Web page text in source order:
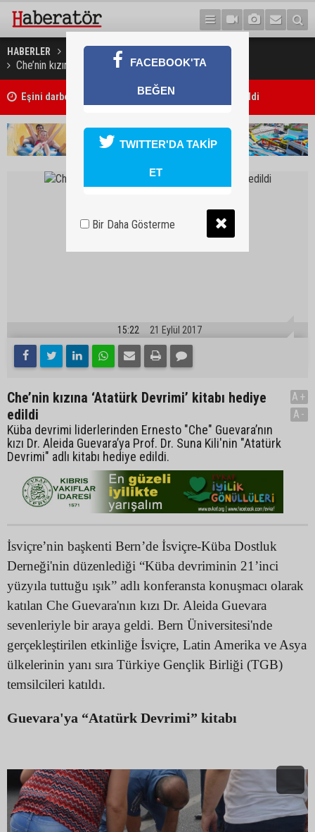
HABERLER YAŞAM
Che’nin kızına ‘Atatürk Devrimi’ kitabı hediye edildi
Eşini darbettiği iddia edilen zanlı cezaevine gönderildi
15:22 21 Eylül 2017
Che’nin kızına ‘Atatürk Devrimi’ kitabı hediye
edildi
Küba devrimi liderlerinden Ernesto "Che" Guevara’nın
kızı Dr. Aleida Guevara’ya Prof. Dr. Suna Kili'nin "Atatürk
Devrimi" adlı kitabı hediye edildi.
A+
A-
İsviçre’nin başkenti Bern’de İsviçre-Küba Dostluk
Derneği'nin düzenlediği “Küba devriminin 21’inci
yüzyıla tuttuğu ışık” adlı konferansta konuşmacı olarak
katılan Che Guevara'nın kızı Dr. Aleida Guevara
sevenleriyle bir araya geldi. Bern Üniversitesi'nde
gerçekleştirilen etkinliğe İsviçre, Latin Amerika ve Asya
ülkelerinin yanı sıra Türkiye Gençlik Birliği (TGB)
temsilcileri katıldı.
Guevara'ya “Atatürk Devrimi” kitabı
FACEBOOK'TA
BEĞEN
TWITTER'DA TAKİP
ET
Bir Daha Gösterme